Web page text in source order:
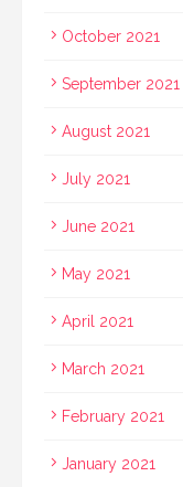
October 2021
September 2021
August 2021
July 2021
June 2021
May 2021
April 2021
March 2021
February 2021
January 2021